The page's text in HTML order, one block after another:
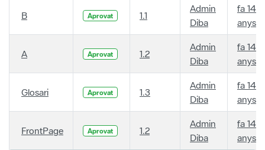
B Aprovat 1.1
Admin
Diba
fa 14
anys
A Aprovat 1.2
Admin
Diba
fa 14
anys
Glosari Aprovat 1.3
Admin
Diba
fa 14
anys
FrontPage Aprovat 1.2
Admin
Diba
fa 14
anys